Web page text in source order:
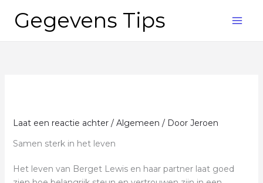
naarGegevens Tips
Laat een reactie achter / Algemeen / Door Jeroen
Samen sterk in het leven
Het leven van Berget Lewis en haar partner laat goed